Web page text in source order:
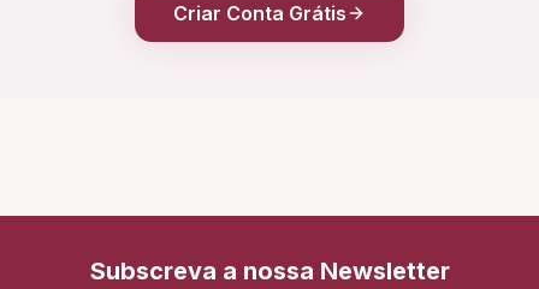
Criar Conta Grátis
Subscreva a nossa Newsletter